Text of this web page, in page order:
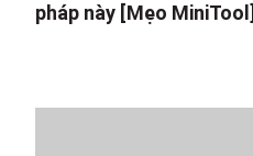
pháp này [Mẹo MiniTool]